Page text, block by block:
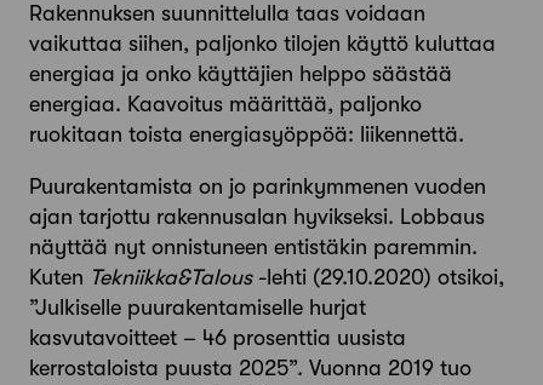
Rakennuksen suunnittelulla taas voidaan
vaikuttaa siihen, paljonko tilojen käyttö kuluttaa
energiaa ja onko käyttäjien helppo säästää
energiaa. Kaavoitus määrittää, paljonko
ruokitaan toista energiasyöppöä: liikennettä.
Puurakentamista on jo parinkymmenen vuoden
ajan tarjottu rakennusalan hyvikseksi. Lobbaus
näyttää nyt onnistuneen entistäkin paremmin.
Kuten Tekniikka&Talous-lehti (29.10.2020) otsikoi,
”Julkiselle puurakentamiselle hurjat
kasvutavoitteet – 46 prosenttia uusista
kerrostaloista puusta 2025”. Vuonna 2019 tuo